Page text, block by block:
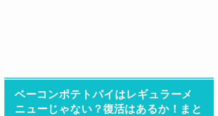
ベーコンポテトパイはレギュラーメ
ニューじゃない？復活はあるか！まと